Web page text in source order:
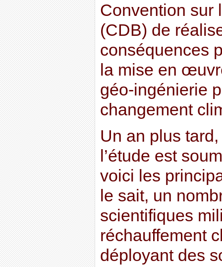
Convention sur
(CDB) de
conséquences
la mise en
géo-ingénierie
changement
Un an plus
l’étude est
voici les
le sait, un
scientifiques
réchauffement
déployant des